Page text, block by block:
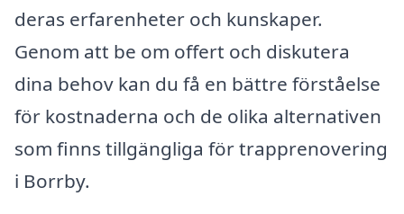
deras erfarenheter och kunskaper.
Genom att be om offert och diskutera
dina behov kan du få en bättre förståelse
för kostnaderna och de olika alternativen
som finns tillgängliga för trapprenovering
i Borrby.